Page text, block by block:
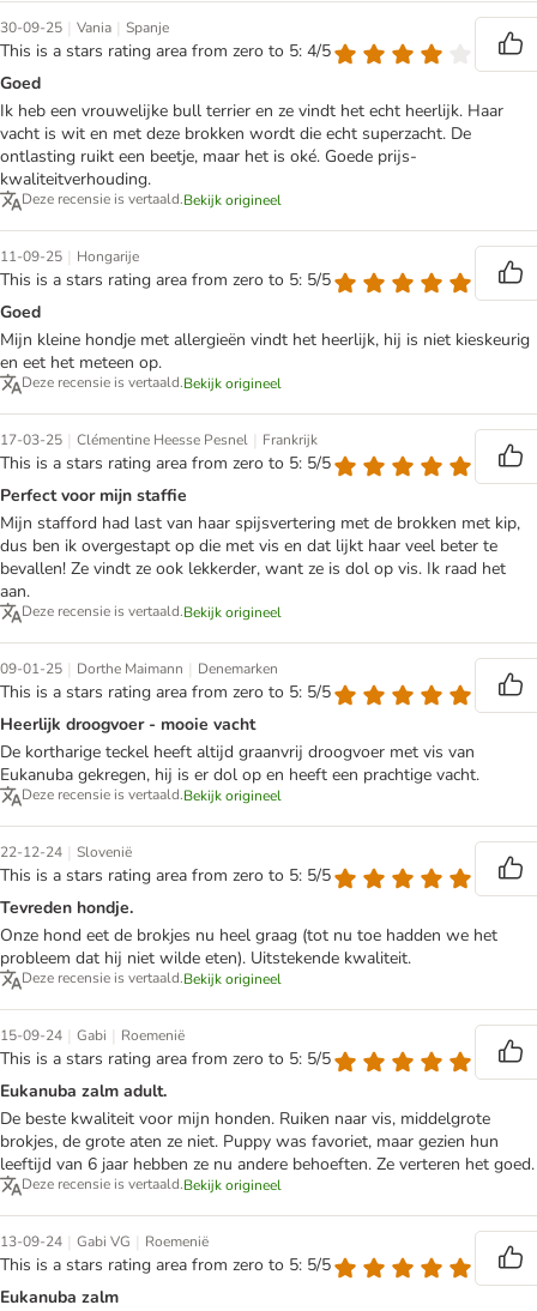
30-09-25 | Vania | Spanje
This is a stars rating area from zero to 5: 4/5
Goed
Ik heb een vrouwelijke bull terrier en ze vindt het echt heerlijk. Haar
vacht is wit en met deze brokken wordt die echt superzacht. De
ontlasting ruikt een beetje, maar het is oké. Goede prijs-
kwaliteitverhouding.
Deze recensie is vertaald.Bekijk origineel
11-09-25 | Hongarije
This is a stars rating area from zero to 5: 5/5
Goed
Mijn kleine hondje met allergieën vindt het heerlijk, hij is niet kieskeurig
en eet het meteen op.
Deze recensie is vertaald.Bekijk origineel
17-03-25 | Clémentine Heesse Pesnel | Frankrijk
This is a stars rating area from zero to 5: 5/5
Perfect voor mijn staffie
Mijn stafford had last van haar spijsvertering met de brokken met kip,
dus ben ik overgestapt op die met vis en dat lijkt haar veel beter te
bevallen! Ze vindt ze ook lekkerder, want ze is dol op vis. Ik raad het
aan.
Deze recensie is vertaald.Bekijk origineel
09-01-25 | Dorthe Maimann | Denemarken
This is a stars rating area from zero to 5: 5/5
Heerlijk droogvoer - mooie vacht
De kortharige teckel heeft altijd graanvrij droogvoer met vis van
Eukanuba gekregen, hij is er dol op en heeft een prachtige vacht.
Deze recensie is vertaald.Bekijk origineel
22-12-24 | Slovenië
This is a stars rating area from zero to 5: 5/5
Tevreden hondje.
Onze hond eet de brokjes nu heel graag (tot nu toe hadden we het
probleem dat hij niet wilde eten). Uitstekende kwaliteit.
Deze recensie is vertaald.Bekijk origineel
15-09-24 | Gabi | Roemenië
This is a stars rating area from zero to 5: 5/5
Eukanuba zalm adult.
De beste kwaliteit voor mijn honden. Ruiken naar vis, middelgrote
brokjes, de grote aten ze niet. Puppy was favoriet, maar gezien hun
leeftijd van 6 jaar hebben ze nu andere behoeften. Ze verteren het goed.
Deze recensie is vertaald.Bekijk origineel
13-09-24 | Gabi VG | Roemenië
This is a stars rating area from zero to 5: 5/5
Eukanuba zalm